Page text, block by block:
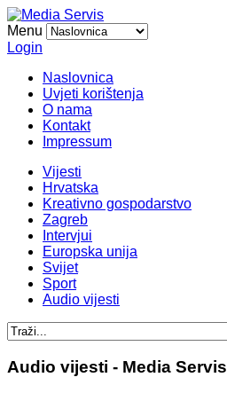
Menu
Login
Naslovnica
Uvjeti korištenja
O nama
Kontakt
Impressum
Vijesti
Hrvatska
Kreativno gospodarstvo
Zagreb
Intervjui
Europska unija
Svijet
Sport
Audio vijesti
Audio vijesti - Media Servis